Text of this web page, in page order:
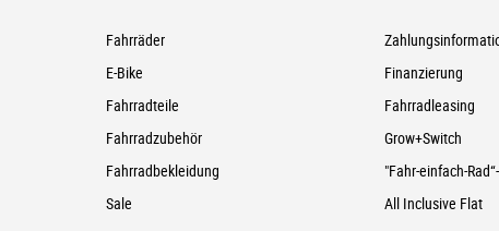
Fahrräder
E-Bike
Fahrradteile
Fahrradzubehör
Fahrradbekleidung
Sale
Finanzierung
Fahrradleasing
Grow+Switch
"Fahr-einfach-Rad“-
All Inclusive Flat